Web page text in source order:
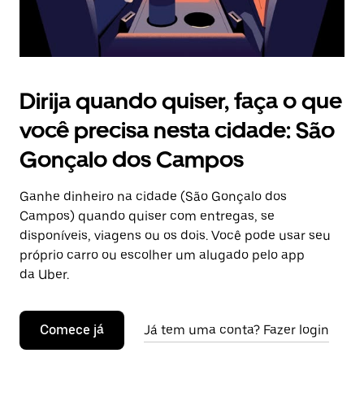
Dirija quando quiser, faça o que
você precisa nesta cidade: São
Gonçalo dos Campos
Ganhe dinheiro na cidade (São Gonçalo dos
Campos) quando quiser com entregas, se
disponíveis, viagens ou os dois. Você pode usar seu
próprio carro ou escolher um alugado pelo app
da Uber.
Comece já Já tem uma conta? Fazer login